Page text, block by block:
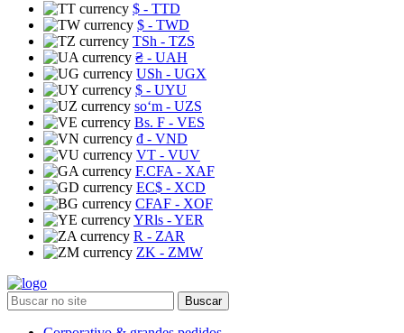
$ - TTD
$ - TWD
TSh - TZS
₴ - UAH
USh - UGX
$ - UYU
soʻm - UZS
Bs. F - VES
₫ - VND
VT - VUV
F.CFA - XAF
EC$ - XCD
CFAF - XOF
YRls - YER
R - ZAR
ZK - ZMW
Buscar